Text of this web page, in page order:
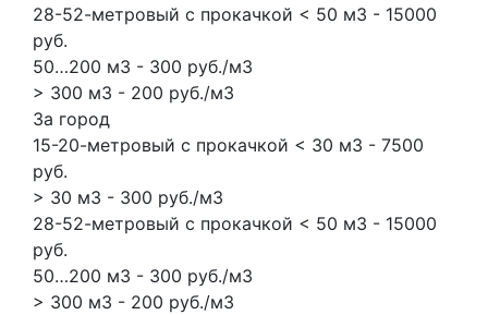
28-52-метровый с прокачкой < 50 м3 - 15000
руб.
50…200 м3 - 300 руб./м3
> 300 м3 - 200 руб./м3
За город
15-20-метровый с прокачкой < 30 м3 - 7500
руб.
> 30 м3 - 300 руб./м3
28-52-метровый с прокачкой < 50 м3 - 15000
руб.
50…200 м3 - 300 руб./м3
> 300 м3 - 200 руб./м3